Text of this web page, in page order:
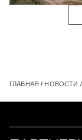
ГЛАВНАЯ / НОВОСТИ /